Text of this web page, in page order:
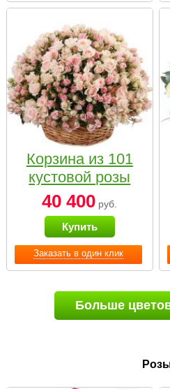
Заказать в один клик
Корзина из 101
кустовой розы
нежных тонов
40 400 руб.
Купить
Больше